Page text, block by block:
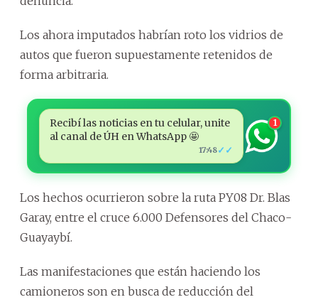
Los ahora imputados habrían roto los vidrios de
autos que fueron supuestamente retenidos de
forma arbitraria.
Recibí las noticias en tu celular, unite
al canal de ÚH en WhatsApp 🤩
17:48✓✓
1
Los hechos ocurrieron sobre la ruta PY08 Dr. Blas
Garay, entre el cruce 6.000 Defensores del Chaco-
Guayaybí.
Las manifestaciones que están haciendo los
camioneros son en busca de reducción del